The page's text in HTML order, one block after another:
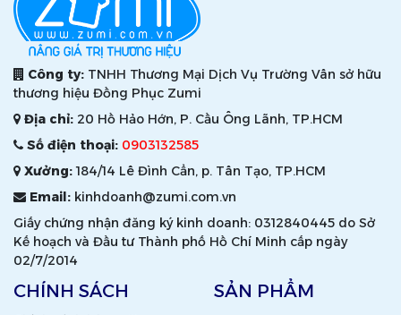
Công ty: TNHH Thương Mại Dịch Vụ Trường Vân sở hữu
thương hiệu Đồng Phục Zumi
Địa chỉ: 20 Hồ Hảo Hớn, P. Cầu Ông Lãnh, TP.HCM
Số điện thoại: 0903132585
Xưởng:184/14 Lê Đình Cẩn, p. Tân Tạo, TP.HCM
Email: kinhdoanh@zumi.com.vn
Giấy chứng nhận đăng ký kinh doanh: 0312840445 do Sở
Kế hoạch và Đầu tư Thành phố Hồ Chí Minh cấp ngày
02/7/2014
CHÍNH SÁCH SẢN PHẨM